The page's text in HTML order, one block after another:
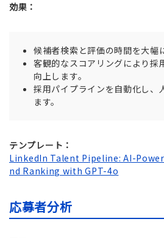
効果：
候補者検索と評価の時間を大幅
客観的なスコアリングにより採
向上します。
採用パイプラインを自動化し、
ます。
テンプレート：
LinkedIn Talent Pipeline: AI-
nd Ranking with GPT-4o
応募者分析